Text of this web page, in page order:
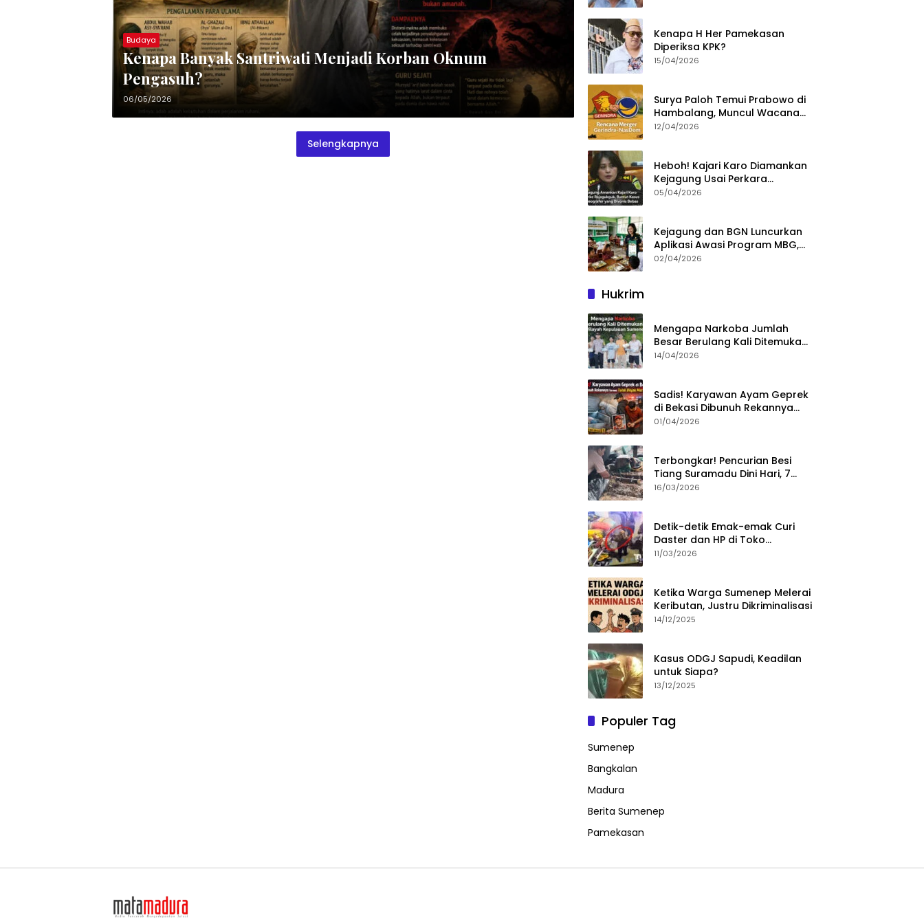
Budaya
Kenapa Banyak Santriwati Menjadi Korban Oknum
Pengasuh?
06/05/2026
Selengkapnya
Kenapa H Her Pamekasan
Diperiksa KPK?
15/04/2026
Surya Paloh Temui Prabowo di
Hambalang, Muncul Wacana
Penggabungan NasDem dan
12/04/2026
Heboh! Kajari Karo Diamankan
Kejagung Usai Perkara
Videografer Divonis Bebas
05/04/2026
Kejagung dan BGN Luncurkan
Aplikasi Awasi Program MBG,
Begini Cara Lapornya
02/04/2026
Hukrim
Mengapa Narkoba Jumlah
Besar Berulang Kali Ditemukan
di Wilayah Kepulauan
14/04/2026
Sadis! Karyawan Ayam Geprek
di Bekasi Dibunuh Rekannya
karena Tolak Diajak Merampok
01/04/2026
Terbongkar! Pencurian Besi
Tiang Suramadu Dini Hari, 7
ABK Ditangkap Polisi
16/03/2026
Detik-detik Emak-emak Curi
Daster dan HP di Toko
Sumenep, Aksi Terekam CCTV
11/03/2026
Ketika Warga Sumenep Melerai
Keributan, Justru Dikriminalisasi
14/12/2025
Kasus ODGJ Sapudi, Keadilan
untuk Siapa?
13/12/2025
Populer Tag
Sumenep
Bangkalan
Madura
Berita Sumenep
Pamekasan